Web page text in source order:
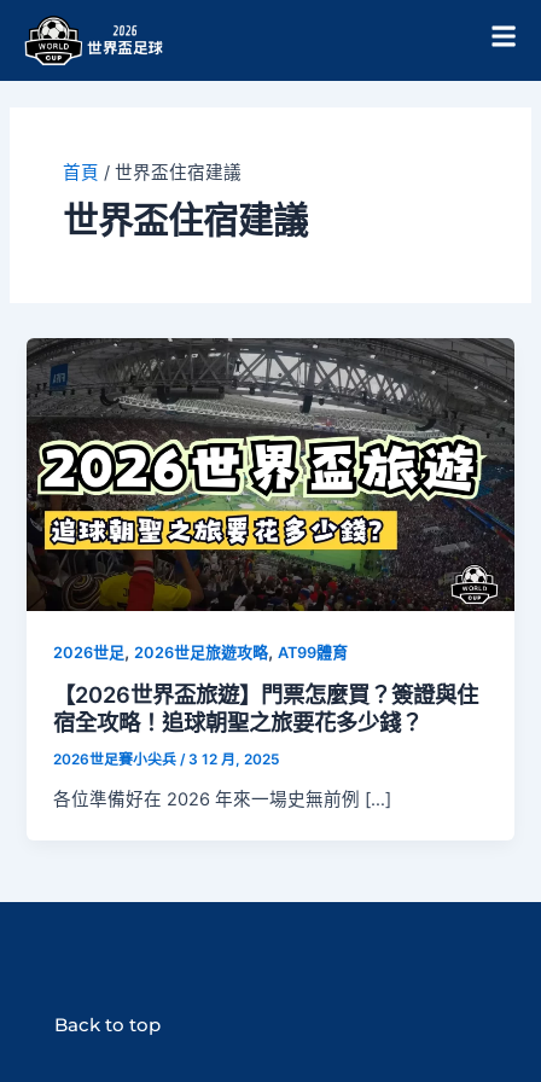
首頁 / 世界盃住宿建議
世界盃住宿建議
2026世足,2026世足旅遊攻略,AT99體育
【2026世界盃旅遊】門票怎麼買？簽證與住
宿全攻略！追球朝聖之旅要花多少錢？
2026世足賽小尖兵/3 12 月, 2025
各位準備好在 2026 年來一場史無前例 […]
Back to top